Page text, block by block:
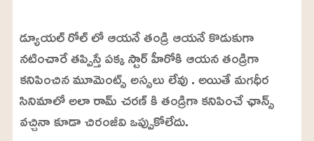
U
n
m
u
t
e
a
d
e
d
2
.
6
3
%
డ్యూయల్ రోల్ లో ఆయనే తండ్రి ఆయనే కొడుకుగా
నటించారే తప్పిస్తే పక్క స్టార్ హీరోకి ఆయన తండ్రిగా
కనిపించిన మూమెంట్స్ అస్సలు లేవు . అయితే మగధీర
సినిమాలో అలా రామ్ చరణ్ కి తండ్రిగా కనిపించే ఛాన్స్
వచ్చినా కూడా చిరంజీవి ఒప్పుకోలేదు.